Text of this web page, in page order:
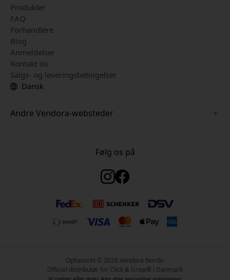
Produkter
FAQ
Forhandlere
Blog
Anmeldelser
Kontakt os
Salgs- og leveringsbetingelser
Dansk
Andre Vendora-websteder
www.plaud.se
Følg os på
Ophavsret © 2026 Vendora Nordic
Officiel distributør for Click & Grow® i Danmark